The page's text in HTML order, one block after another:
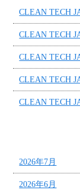
CLEAN TECH
CLEAN TECH
CLEAN TECH
CLEAN TECH
CLEAN TECH
2026年7月
2026年6月